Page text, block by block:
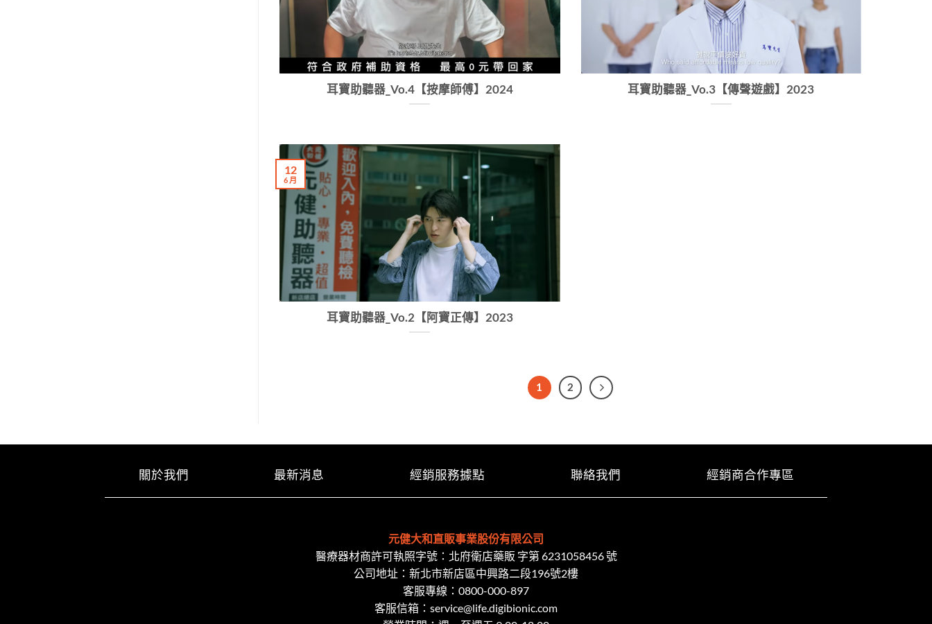
耳寶助聽器_Vo.4【按摩師傅】2024 耳寶助聽器_Vo.3【傳聲遊戲】2023
耳寶助聽器_Vo.2【阿寶正傳】2023
12
6 月
1 2
關於我們 最新消息 經銷服務據點 聯絡我們 經銷商合作專區
元健大和直販事業股份有限公司
醫療器材商許可執照字號：北府衛店藥販 字第 6231058456 號
公司地址：新北市新店區中興路二段​196號2樓
客服專線： 0800-000-897
客服信箱： service@life.digibionic.com